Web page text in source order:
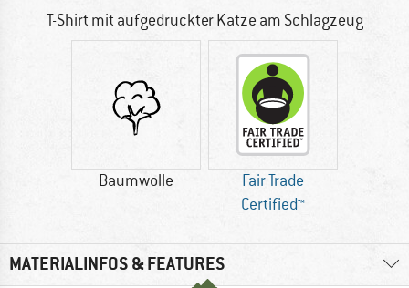
T-Shirt mit aufgedruckter Katze am Schlagzeug
Baumwolle
Fair Trade
Certified™
MATERIALINFOS & FEATURES